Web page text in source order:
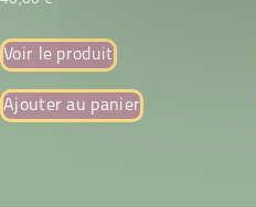
Voir le produit
Ajouter au panier